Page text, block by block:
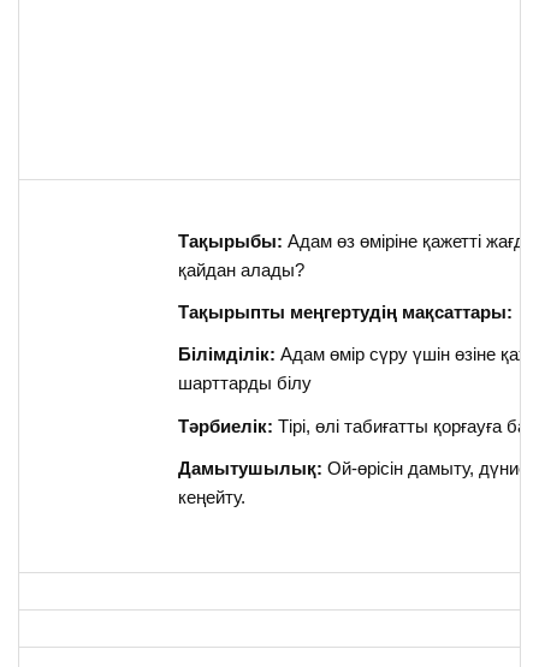
Тақырыбы: Адам өз өміріне қажетті
қайдан алады?
Тақырыпты меңгертудің мақсаттары:
Білімділік: Адам өмір сүру үшін өзіне
шарттарды білу
Тәрбиелік:Тірі, өлі табиғатты қорғауға
Дамытушылық: Ой-өрісін дамыту,
кеңейту.